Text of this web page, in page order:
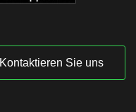
Kontaktieren Sie uns